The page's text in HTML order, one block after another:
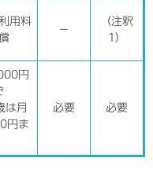
用料
－
（注釈
1）
円
は月
円ま
必要 必要